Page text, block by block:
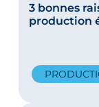
3 bonnes
production